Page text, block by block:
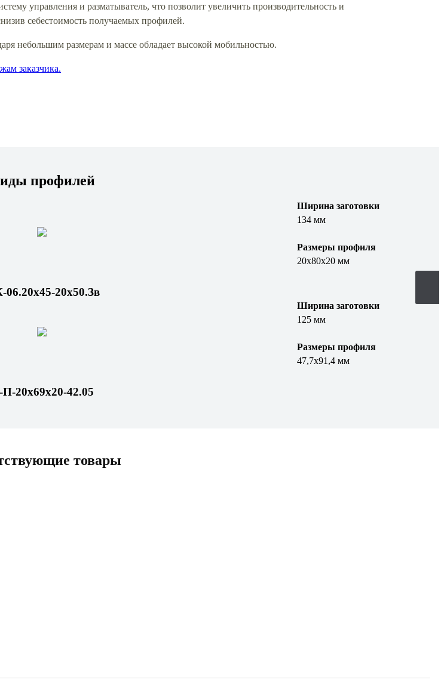
управления и разматыватель, что позволит увеличить производительность и
себестоимость получаемых профилей.
небольшим размерам и массе обладает высокой мобильностью.
заказчика.
профилей
Ширина заготовки
134 мм
Размеры профиля
20х80х20 мм
20х50.Зв
Ширина заготовки
125 мм
Размеры профиля
47,7х91,4 мм
П-20х69х20-42.05
товары